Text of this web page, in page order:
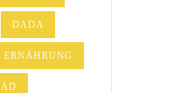
DADA
ERNÄHRUNG